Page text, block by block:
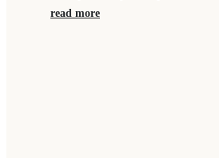
read more